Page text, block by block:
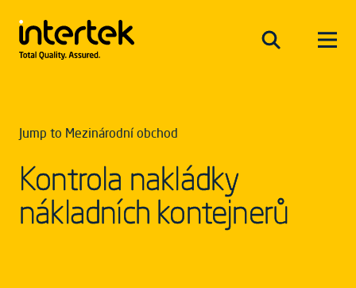
Jump to Mezinárodní obchod
Kontrola nakládky
nákladních kontejnerů